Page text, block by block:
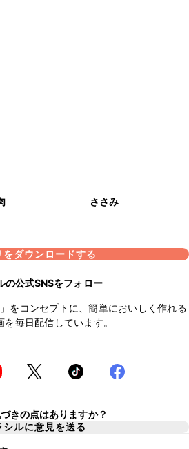
ささみ
をダウンロードする
の公式SNSをフォロー
をコンセプトに、簡単においしく作れる
を毎日配信しています。
きの点はありますか？
シルに意見を送る